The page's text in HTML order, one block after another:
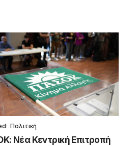
Πολιτική
Νέα Κεντρική Επιτροπή